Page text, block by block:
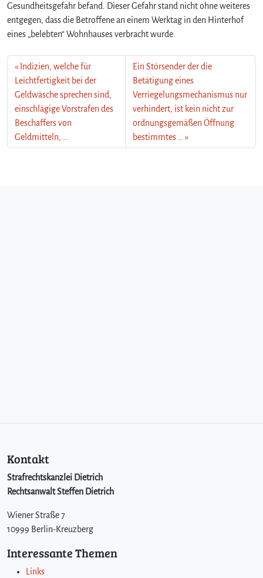
Gesundheitsgefahr befand. Dieser Gefahr stand nicht ohne weiteres
entgegen, dass die Betroffene an einem Werktag in den Hinterhof
eines „belebten“ Wohnhauses verbracht wurde.
Indizien, welche für
Leichtfertigkeit bei der
Geldwäsche sprechen sind,
einschlägige Vorstrafen des
Beschaffers von
Geldmitteln, …
Ein Störsender der die
Betätigung eines
Verriegelungsmechanismus nur
verhindert, ist kein nicht zur
ordnungsgemäßen Öffnung
bestimmtes …
Kontakt
Strafrechtskanzlei Dietrich
Rechtsanwalt Steffen Dietrich
Wiener Straße 7
10999 Berlin-Kreuzberg
Interessante Themen
Links